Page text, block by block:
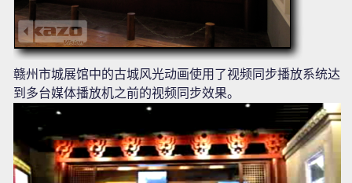
赣州市城展馆中的古城风光动画使用了视频同步播放系统达
到多台媒体播放机之前的视频同步效果。